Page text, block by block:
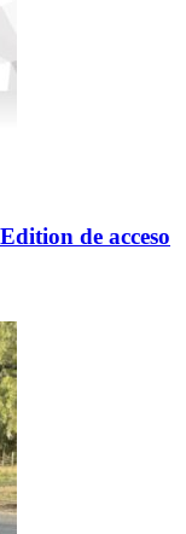
de acceso